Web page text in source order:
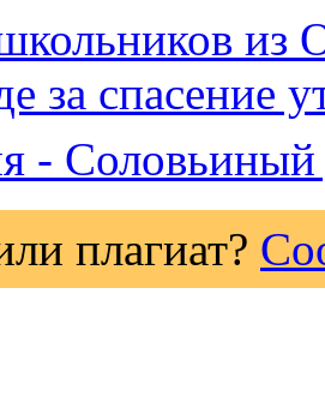
из
за спасение
- Соловьиный
плагиат?